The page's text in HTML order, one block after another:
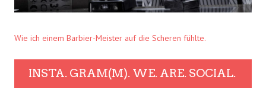
Wie ich einem Barbier-Meister auf die Scheren fühlte.
INSTA. GRAM(M). WE. ARE. SOCIAL.